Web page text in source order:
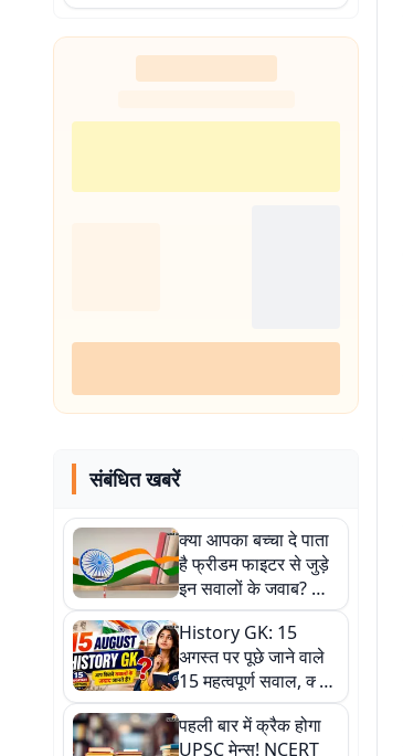
संबंधित खबरें
क्या आपका बच्चा दे पाता
है फ्रीडम फाइटर से जुड़े
इन सवालों के जवाब? आज
ही चेक करें अपने लाडले
की नॉलेज
History GK: 15
अगस्त पर पूछे जाने वाले
15 महत्वपूर्ण सवाल, क्या
आप जानते हैं इनके जवाब?
पहली बार में क्रैक होगा
UPSC मेन्स! NCERT